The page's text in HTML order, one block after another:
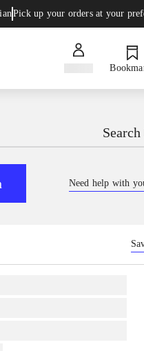
Pick up your orders at your
Need help with